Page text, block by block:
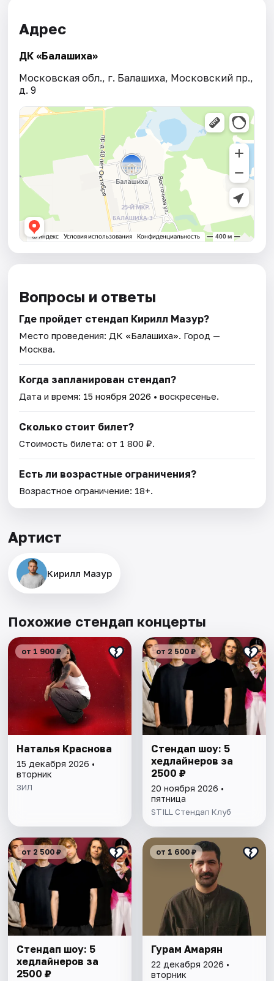
Адрес
ДК «Балашиха»
Московская обл., г. Балашиха, Московский пр.,
д. 9
Вопросы и ответы
Где пройдет стендап Кирилл Мазур?
Место проведения: ДК «Балашиха». Город —
Москва.
Когда запланирован стендап?
Дата и время: 15 ноября 2026 • воскресенье.
Сколько стоит билет?
Стоимость билета: от 1 800 ₽.
Есть ли возрастные ограничения?
Возрастное ограничение: 18+.
Артист
Кирилл Мазур
Похожие стендап концерты
от 1 900 ₽
Наталья Краснова
15 декабря 2026 •
вторник
ЗИЛ
от 2 500 ₽
Стендап шоу: 5
хедлайнеров за
2500 ₽
20 ноября 2026 •
пятница
STILL Стендап Клуб
от 2 500 ₽
Стендап шоу: 5
хедлайнеров за
2500 ₽
от 1 600 ₽
Гурам Амарян
22 декабря 2026 •
вторник